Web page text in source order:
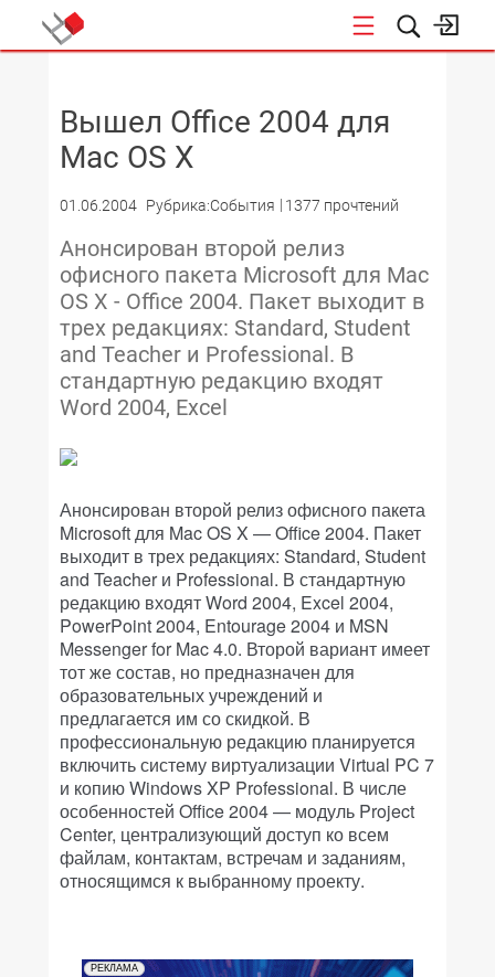
Вышел Office 2004 для
Mac OS X
01.06.2004 Рубрика:События 1377 прочтений
Анонсирован второй релиз
офисного пакета Microsoft для Mac
OS X - Office 2004. Пакет выходит в
трех редакциях: Standard, Student
and Teacher и Professional. В
стандартную редакцию входят
Word 2004, Excel
Анонсирован второй релиз офисного пакета
Microsoft для Mac OS X — Office 2004. Пакет
выходит в трех редакциях: Standard, Student
and Teacher и Professional. В стандартную
редакцию входят Word 2004, Excel 2004,
PowerPoint 2004, Entourage 2004 и MSN
Messenger for Mac 4.0. Второй вариант имеет
тот же состав, но предназначен для
образовательных учреждений и
предлагается им со скидкой. В
профессиональную редакцию планируется
включить систему виртуализации Virtual PC 7
и копию Windows XP Professional. В числе
особенностей Office 2004 — модуль Project
Center, централизующий доступ ко всем
файлам, контактам, встречам и заданиям,
относящимся к выбранному проекту.
РЕКЛАМА